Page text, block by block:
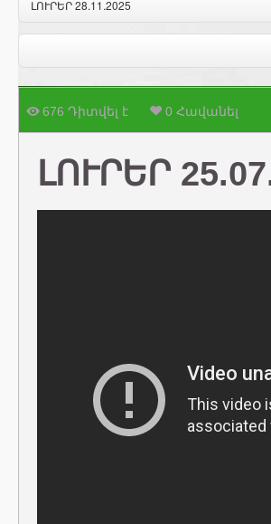
ԼՈՒՐԵՐ 28.11.2025
676 Դիտվել է 0 Հավանել
ԼՈՒՐԵՐ